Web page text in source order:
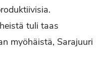
tuli taas
myöhäistä, Sarajuuri